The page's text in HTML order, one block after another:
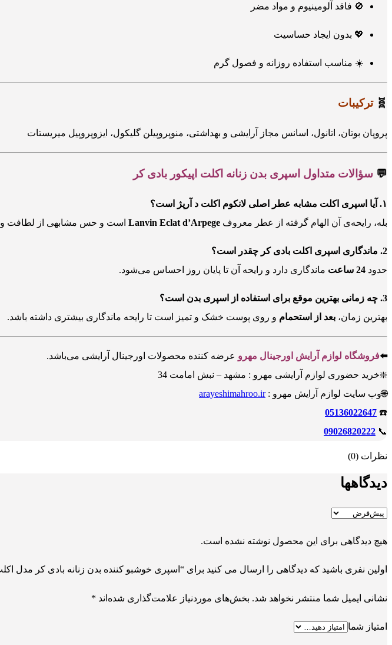
🚫 فاقد آلومینیوم و مواد مضر
💖 بدون ایجاد حساسیت
☀️ مناسب استفاده روزانه و فصول گرم
🧬ترکیبات
پروپان بوتان، اتانول، اسانس مجاز آرایشی و بهداشتی، منوپروپیلن گلیکول، ایزوپروپیل میریستات
💬 سؤالات متداول اسپری بدن زنانه اکلت اپیکور بادی کر
۱. آیا اسپری اکلت مشابه عطر اصلی لانکوم اکلت د آرپژ است؟
بله، رایحه‌ی آن الهام گرفته از عطر معروف Lanvin Eclat d’Arpege است و حس مشابهی از لطافت و
2. ماندگاری اسپری اکلت بادی کر چقدر است؟
حدود 24 ساعت ماندگاری دارد و رایحه‌ آن تا پایان روز احساس می‌شود.
3. چه زمانی بهترین موقع برای استفاده از اسپری بدن است؟
بهترین زمان، بعد از استحمام و روی پوست خشک و تمیز است تا رایحه ماندگاری بیشتری داشته باشد.
⬅️فروشگاه لوازم آرایش اورجینال مهرو عرضه کننده محصولات اورجینال آرایشی می‌باشد.
❇️خرید حضوری لوازم آرایشی مهرو : مشهد – نبش امامت 34
🌐وب سایت لوازم آرایش مهرو :arayeshimahroo.ir
☎️
05136022647
📞
09026820222
نظرات (0)
دیدگاهها
هیچ دیدگاهی برای این محصول نوشته نشده است.
اولین نفری باشید که دیدگاهی را ارسال می کنید برای “اسپری خوشبو کننده بدن زنانه بادی کر مدل
نشانی ایمیل شما منتشر نخواهد شد. بخش‌های موردنیاز علامت‌گذاری شده‌اند *
امتیاز شما